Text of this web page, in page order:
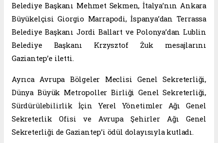
Belediye Başkanı Mehmet Sekmen, İtalya’nın Ankara
Büyükelçisi Giorgio Marrapodi, İspanya’dan Terrassa
Belediye Başkanı Jordi Ballart ve Polonya’dan Lublin
Belediye Başkanı Krzysztof Żuk mesajlarını
Gaziantep’e iletti.
Ayrıca Avrupa Bölgeler Meclisi Genel Sekreterliği,
Dünya Büyük Metropoller Birliği Genel Sekreterliği,
Sürdürülebilirlik İçin Yerel Yönetimler Ağı Genel
Sekreterlik Ofisi ve Avrupa Şehirler Ağı Genel
Sekreterliği de Gaziantep’i ödül dolayısıyla kutladı.